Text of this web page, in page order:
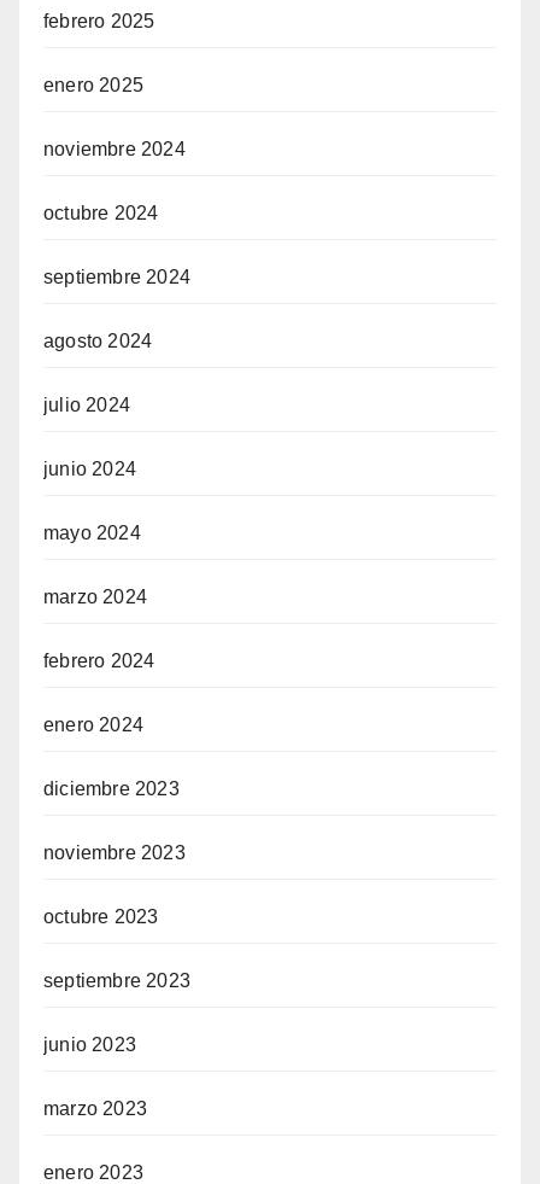
febrero 2025
enero 2025
noviembre 2024
octubre 2024
septiembre 2024
agosto 2024
julio 2024
junio 2024
mayo 2024
marzo 2024
febrero 2024
enero 2024
diciembre 2023
noviembre 2023
octubre 2023
septiembre 2023
junio 2023
marzo 2023
enero 2023